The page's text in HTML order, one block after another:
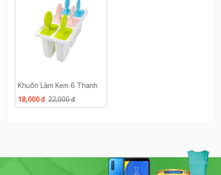
Khuôn Làm Kem 6 Thanh
18,000 đ 22,000 đ